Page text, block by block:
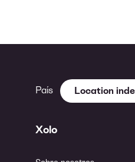
País Location
Xolo